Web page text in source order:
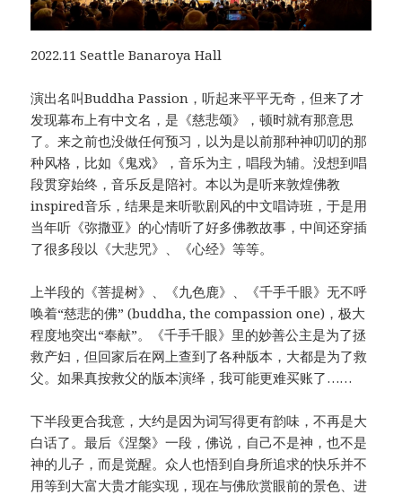
2022.11 Seattle Banaroya Hall
演出名叫Buddha Passion，听起来平平无奇，但来了才
发现幕布上有中文名，是《慈悲颂》，顿时就有那意思
了。来之前也没做任何预习，以为是以前那种神叨叨的那
种风格，比如《鬼戏》，音乐为主，唱段为辅。没想到唱
段贯穿始终，音乐反是陪衬。本以为是听来敦煌佛教
inspired音乐，结果是来听歌剧风的中文唱诗班，于是用
当年听《弥撒亚》的心情听了好多佛教故事，中间还穿插
了很多段以《大悲咒》、《心经》等等。
上半段的《菩提树》、《九色鹿》、《千手千眼》无不呼
唤着“慈悲的佛” (buddha, the compassion one)，极大
程度地突出“奉献”。《千手千眼》里的妙善公主是为了拯
救产妇，但回家后在网上查到了各种版本，大都是为了救
父。如果真按救父的版本演绎，我可能更难买账了……
下半段更合我意，大约是因为词写得更有韵味，不再是大
白话了。最后《涅槃》一段，佛说，自己不是神，也不是
神的儿子，而是觉醒。众人也悟到自身所追求的快乐并不
用等到大富大贵才能实现，现在与佛欣赏眼前的景色、进